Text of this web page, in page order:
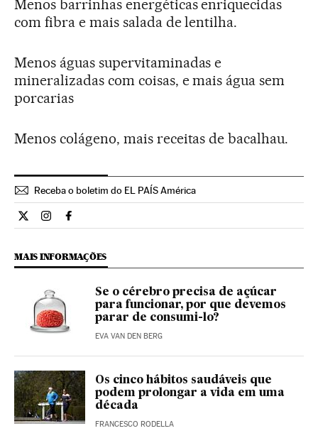
Menos barrinhas energéticas enriquecidas
com fibra e mais salada de lentilha.
Menos águas supervitaminadas e
mineralizadas com coisas, e mais água sem
porcarias
Menos colágeno, mais receitas de bacalhau.
Receba o boletim do EL PAÍS América
Estilo El País Brasil en Twitter
Estilo El País Brasil en Instagram
Estilo El País Brasil en Facebook
MAIS INFORMAÇÕES
Se o cérebro precisa de açúcar
para funcionar, por que devemos
parar de consumi-lo?
EVA VAN DEN BERG
Os cinco hábitos saudáveis que
podem prolongar a vida em uma
década
FRANCESCO RODELLA